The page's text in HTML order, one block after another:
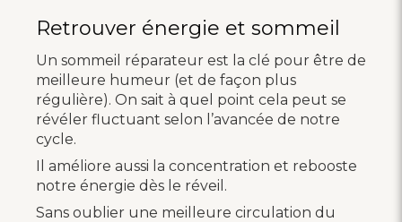
Retrouver énergie et sommeil
Un sommeil réparateur est la clé pour être de
meilleure humeur (et de façon plus
régulière). On sait à quel point cela peut se
révéler fluctuant selon l’avancée de notre
cycle.
Il améliore aussi la concentration et rebooste
notre énergie dès le réveil.
Sans oublier une meilleure circulation du